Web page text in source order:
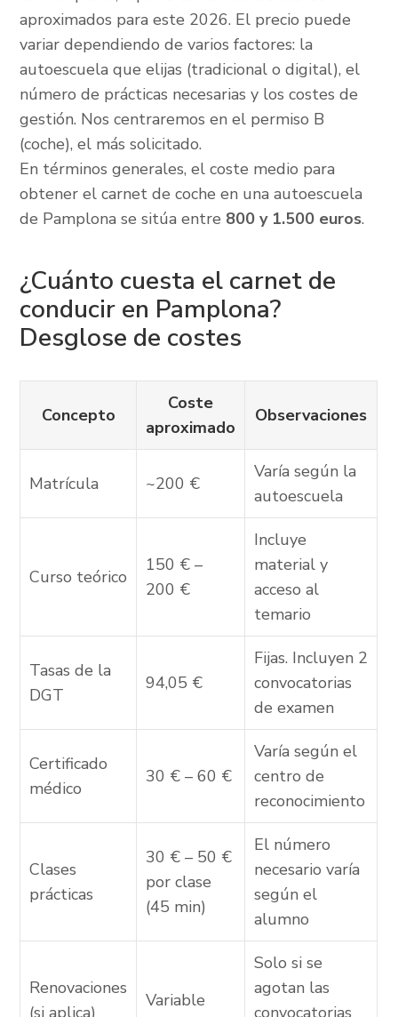
aproximados para este 2026. El precio puede
variar dependiendo de varios factores: la
autoescuela que elijas (tradicional o digital), el
número de prácticas necesarias y los costes de
gestión. Nos centraremos en el permiso B
(coche), el más solicitado.
En términos generales, el coste medio para
obtener el carnet de coche en una autoescuela
de Pamplona se sitúa entre 800 y 1.500 euros.
¿Cuánto cuesta el carnet de
conducir en Pamplona?
Desglose de costes
Concepto
Coste
aproximado
Observaciones
Matrícula ~200 €
Varía según la
autoescuela
Curso teórico
150 € –
200 €
Incluye
material y
acceso al
temario
Tasas de la
DGT
94,05 €
Fijas. Incluyen 2
convocatorias
de examen
Certificado
médico
30 € – 60 €
Varía según el
centro de
reconocimiento
Clases
prácticas
30 € – 50 €
por clase
(45 min)
El número
necesario varía
según el
alumno
Renovaciones
(si aplica)
Variable
Solo si se
agotan las
convocatorias